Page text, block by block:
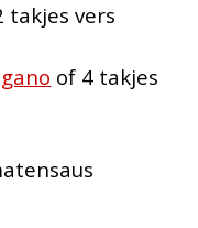
takjes vers
of 4 takjes